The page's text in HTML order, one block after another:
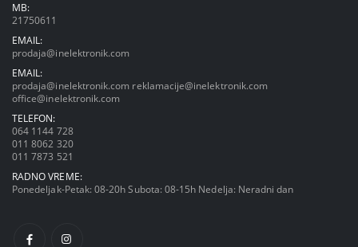
MB:
21750611
EMAIL:
prodaja@inelektronik.com
EMAIL:
prodaja@inelektronik.com reklamacije@inelektronik.com
office@inelektronik.com
TELEFON:
064 1144 728
011 8062 320
011 7873 521
RADNO VREME:
Ponedeljak-Petak: 08-20h Subota: 08-15h Nedelja: Neradni dan